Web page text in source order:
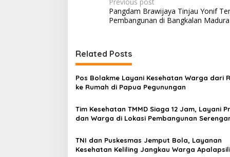
P
o
t
n
a
v
i
g
a
t
Pangdam Brawijaya Tinjau Yonif
Pembangunan di Bangkalan Madura
Related Posts
Pos Bolakme Layani Kesehatan Warga dari
ke Rumah di Papua Pegunungan
Tim Kesehatan TMMD Siaga 12 Jam, Layani
dan Warga di Lokasi Pembangunan
TNI dan Puskesmas Jemput Bola, Layanan
Kesehatan Keliling Jangkau Warga Apalapsili